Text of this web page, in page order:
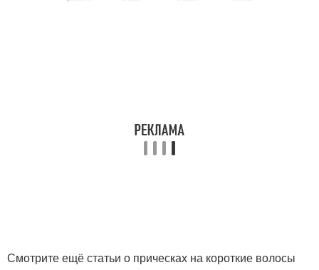
Смотрите ещё статьи о прическах на короткие волосы